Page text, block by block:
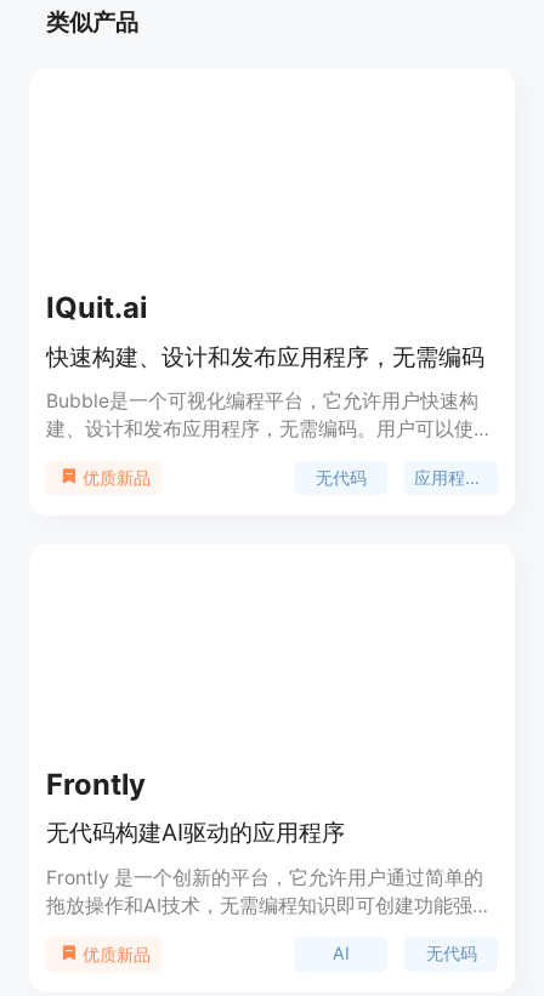
类似产品
IQuit.ai
快速构建、设计和发布应用程序，无需编码
Bubble是一个可视化编程平台，它允许用户快速构
建、设计和发布应用程序，无需编码。用户可以使用
设组件和功能来创建自定义应用程序。Bubble还提
优质新品 无代码 应用程序开发
Frontly
无代码构建AI驱动的应用程序
Frontly 是一个创新的平台，它允许用户通过简单的
拖放操作和AI技术，无需编程知识即可创建功能强大
化和易于使用，非常适合初创公司、中型企业以及需
优质新品 AI 无代码